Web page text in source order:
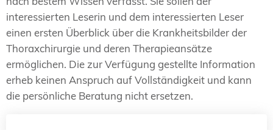
interessierten Leserin und dem interessierten Leser
einen ersten Überblick über die Krankheitsbilder der
Thoraxchirurgie und deren Therapieansätze
ermöglichen. Die zur Verfügung gestellte Information
erheb keinen Anspruch auf Vollständigkeit und kann
die persönliche Beratung nicht ersetzen.